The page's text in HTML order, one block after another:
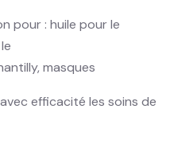
pour : huile pour le
masques
efficacité les soins de